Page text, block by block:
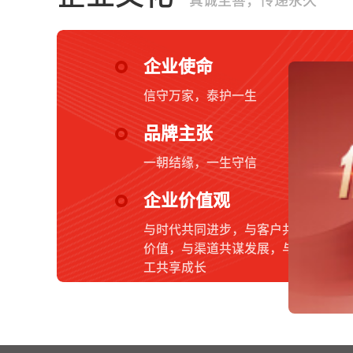
企业使命
信守万家，泰护一生
品牌主张
一朝结缘，一生守信
企业价值观
与时代共同进步，与客户共创
价值，与渠道共谋发展，与员
工共享成长